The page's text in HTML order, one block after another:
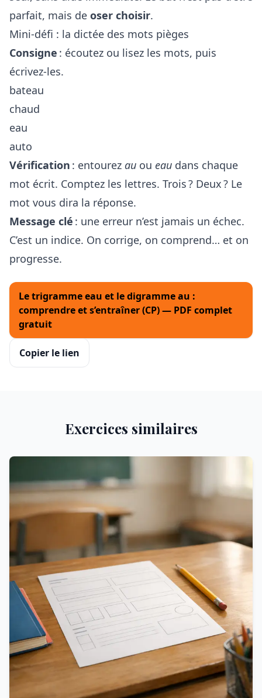
parfait, mais de oser choisir.
Mini-défi : la dictée des mots pièges
Consigne : écoutez ou lisez les mots, puis
écrivez-les.
bateau
chaud
eau
auto
Vérification : entourez au ou eau dans chaque
mot écrit. Comptez les lettres. Trois ? Deux ? Le
mot vous dira la réponse.
Message clé : une erreur n’est jamais un échec.
C’est un indice. On corrige, on comprend… et on
progresse.
Le trigramme eau et le digramme au :
comprendre et s’entraîner (CP) — PDF complet
gratuit
Copier le lien
Exercices similaires